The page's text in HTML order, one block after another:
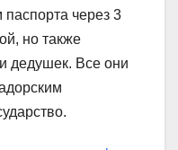
через 3
но также
дедушек. Все они